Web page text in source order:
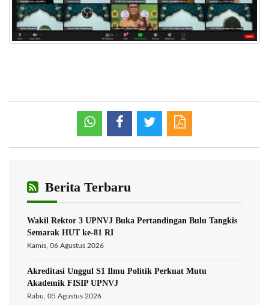
Berita Terbaru
Wakil Rektor 3 UPNVJ Buka Pertandingan Bulu Tangkis
Semarak HUT ke-81 RI
Kamis, 06 Agustus 2026
Akreditasi Unggul S1 Ilmu Politik Perkuat Mutu
Akademik FISIP UPNVJ
Rabu, 05 Agustus 2026